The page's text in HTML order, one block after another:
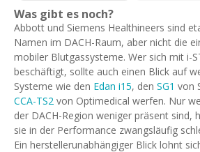
Was gibt es noch?
Abbott und Siemens Healthineers sind
Namen im DACH-Raum, aber nicht die
mobiler Blutgassysteme. Wer sich mit i-
beschäftigt, sollte auch einen Blick auf
Systeme wie den Edan i15, den SG1 von
CCA-TS2 von Optimedical werfen. Nur
der DACH-Region weniger präsent sind,
sie in der Performance zwangsläufig
Ein herstellerunabhängiger Blick lohnt